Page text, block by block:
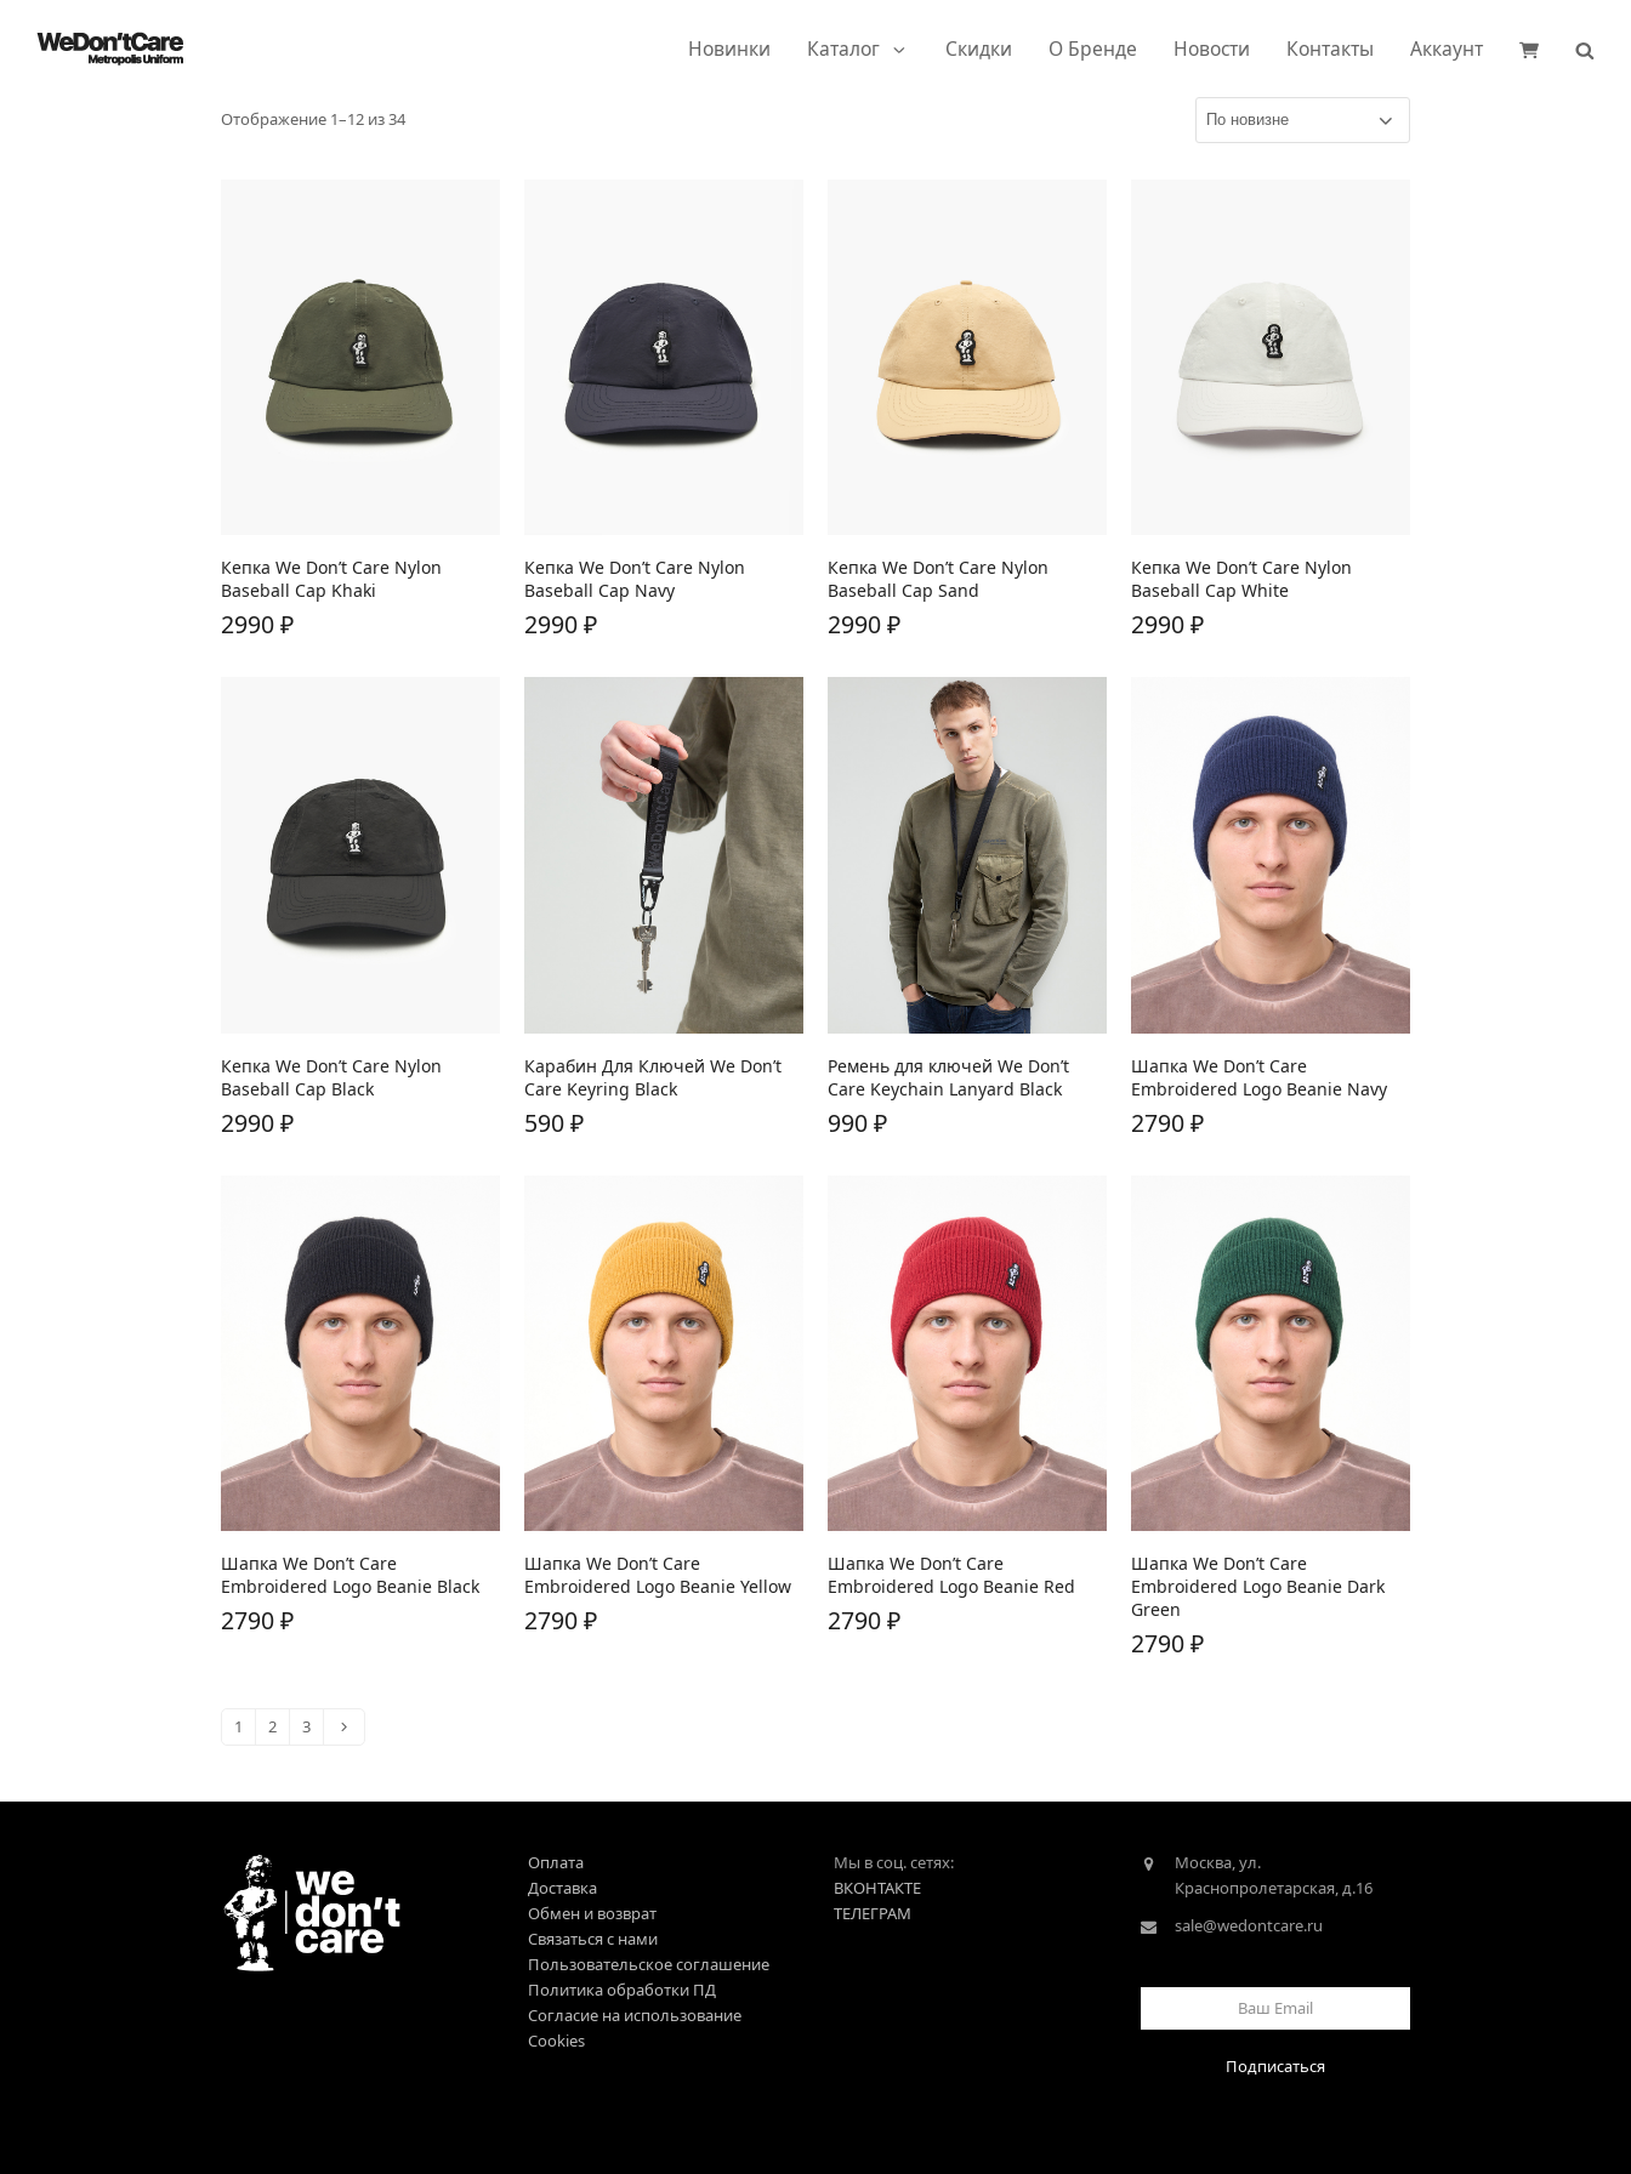
Новинки Каталог Скидки О Бренде Новости Контакты Аккаунт
Отображение 1–12 из 34
Кепка We Don’t Care Nylon
Baseball Cap Khaki
2990₽
Кепка We Don’t Care Nylon
Baseball Cap Navy
2990₽
Кепка We Don’t Care Nylon
Baseball Cap Sand
2990₽
Кепка We Don’t Care Nylon
Baseball Cap White
2990₽
Кепка We Don’t Care Nylon
Baseball Cap Black
2990₽
Карабин Для Ключей We Don’t
Care Keyring Black
590₽
Ремень для ключей We Don’t
Care Keychain Lanyard Black
990₽
Шапка We Don’t Care
Embroidered Logo Beanie Navy
2790₽
Шапка We Don’t Care
Embroidered Logo Beanie Black
2790₽
Шапка We Don’t Care
Embroidered Logo Beanie Yellow
2790₽
Шапка We Don’t Care
Embroidered Logo Beanie Red
2790₽
Шапка We Don’t Care
Embroidered Logo Beanie Dark
Green
2790₽
1 2 3
Оплата
Доставка
Обмен и возврат
Связаться с нами
Пользовательское соглашение
Политика обработки ПД
Согласие на использование
Cookies
Мы в соц. сетях:
ВКОНТАКТЕ
ТЕЛЕГРАМ
Москва, ул.
Краснопролетарская, д.16
sale@wedontcare.ru
Email
Подписаться